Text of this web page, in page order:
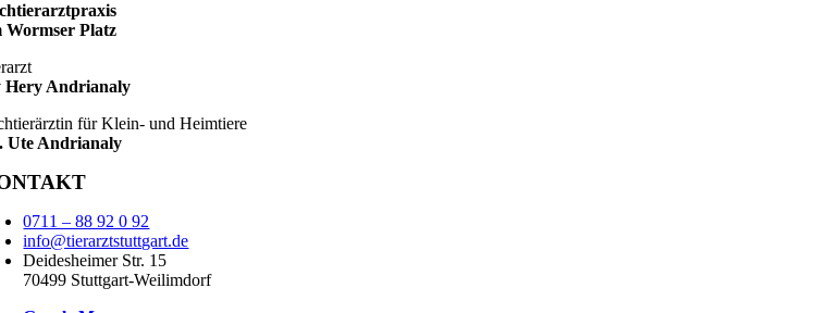
Wormser Platz
Hery Andrianaly
für Klein- und Heimtiere
Ute Andrianaly
0711 – 88 92 0 92
info@tierarztstuttgart.de
Deidesheimer Str. 15
70499 Stuttgart-Weilimdorf